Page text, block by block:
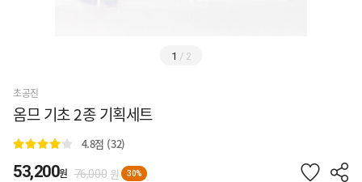
1 / 2
초공진
옴므 기초 2종 기획세트
4.8점 (32)
53,200원 76,000 원 30%